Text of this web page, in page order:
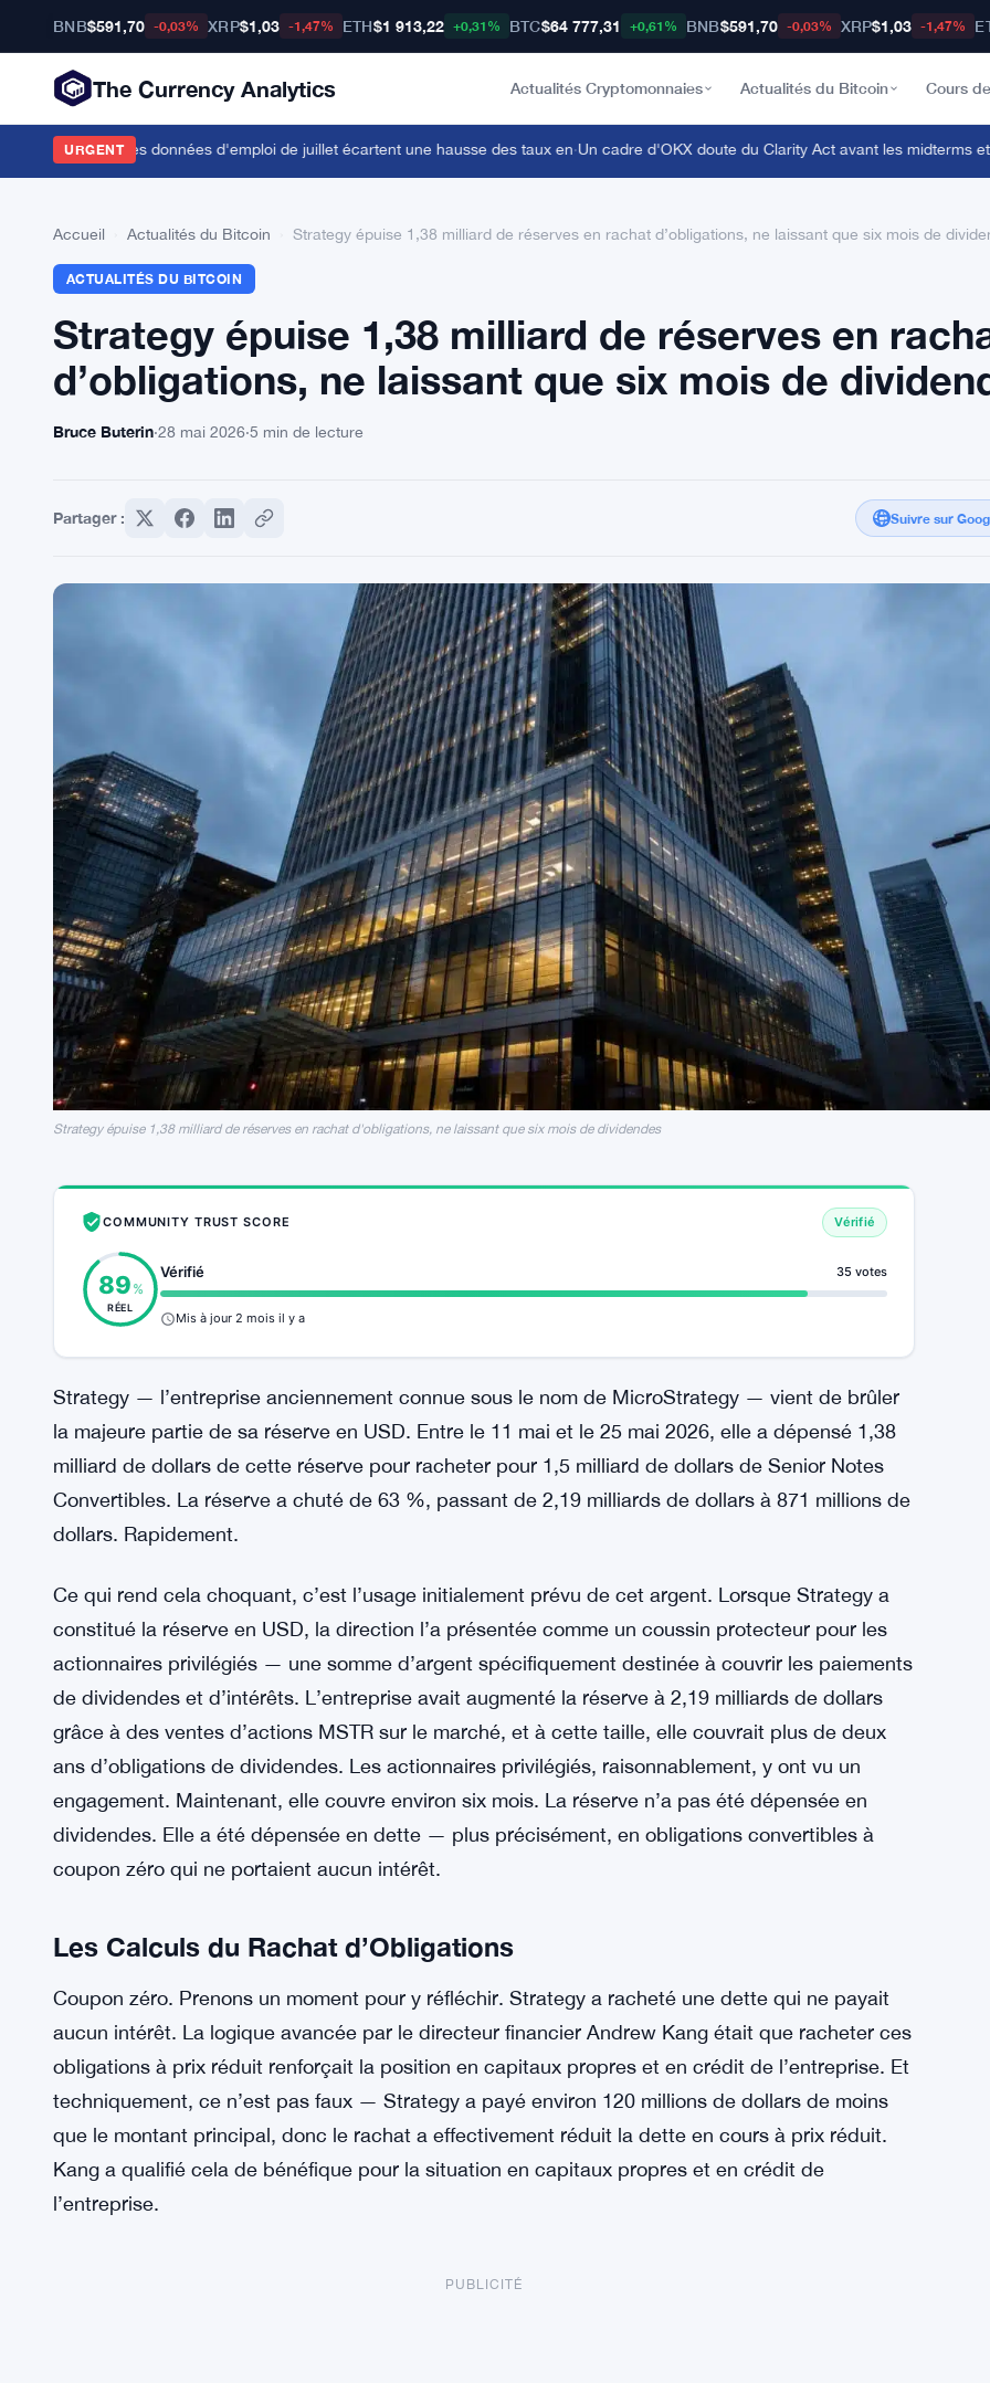
BNB$591,70 -0,03% XRP$1,03 -1,47% ETH$1 913,22 +0,31% BTC$64 777,31 +0,61% BNB$591,70 -0,03% XRP$1,03 -1,47%
The Currency Analytics Actualités Cryptomonnaies Actualités du Bitcoin Cours
URGENT
que les faibles données d'emploi de juillet écartent une hausse des taux en·Un cadre d'OKX doute du Clarity Act avant les midterms et
Accueil Actualités du Bitcoin Strategy épuise 1,38 milliard de réserves en rachat d’obligations, ne laissant que six mois de
ACTUALITÉS DU BITCOIN
Strategy épuise 1,38 milliard de réserves en
d’obligations, ne laissant que six mois de
Bruce Buterin·28 mai 2026·5 min de lecture
Partager : Suivre sur
Strategy épuise 1,38 milliard de réserves en rachat d'obligations, ne laissant que six mois de dividendes
COMMUNITY TRUST SCORE Vérifié
89 %
RÉEL
Vérifié 35 votes
Mis à jour 2 mois il y a
Strategy — l’entreprise anciennement connue sous le nom de MicroStrategy — vient de brûler
la majeure partie de sa réserve en USD. Entre le 11 mai et le 25 mai 2026, elle a dépensé 1,38
milliard de dollars de cette réserve pour racheter pour 1,5 milliard de dollars de Senior Notes
Convertibles. La réserve a chuté de 63 %, passant de 2,19 milliards de dollars à 871 millions de
dollars. Rapidement.
Ce qui rend cela choquant, c’est l’usage initialement prévu de cet argent. Lorsque Strategy a
constitué la réserve en USD, la direction l’a présentée comme un coussin protecteur pour les
actionnaires privilégiés — une somme d’argent spécifiquement destinée à couvrir les paiements
de dividendes et d’intérêts. L’entreprise avait augmenté la réserve à 2,19 milliards de dollars
grâce à des ventes d’actions MSTR sur le marché, et à cette taille, elle couvrait plus de deux
ans d’obligations de dividendes. Les actionnaires privilégiés, raisonnablement, y ont vu un
engagement. Maintenant, elle couvre environ six mois. La réserve n’a pas été dépensée en
dividendes. Elle a été dépensée en dette — plus précisément, en obligations convertibles à
coupon zéro qui ne portaient aucun intérêt.
Les Calculs du Rachat d’Obligations
Coupon zéro. Prenons un moment pour y réfléchir. Strategy a racheté une dette qui ne payait
aucun intérêt. La logique avancée par le directeur financier Andrew Kang était que racheter ces
obligations à prix réduit renforçait la position en capitaux propres et en crédit de l’entreprise. Et
techniquement, ce n’est pas faux — Strategy a payé environ 120 millions de dollars de moins
que le montant principal, donc le rachat a effectivement réduit la dette en cours à prix réduit.
Kang a qualifié cela de bénéfique pour la situation en capitaux propres et en crédit de
l’entreprise.
PUBLICITÉ